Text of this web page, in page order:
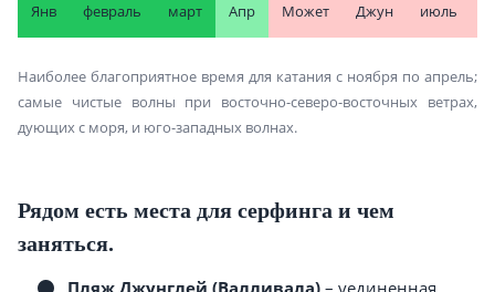
Янв
февраль март Апр Может Джун июль
Наиболее благоприятное время для катания с ноября по апрель;
самые чистые волны при восточно-северо-восточных ветрах,
дующих с моря, и юго-западных волнах.
Рядом есть места для серфинга и чем
заняться.
Пляж Джунглей (Валливала) – уединенная